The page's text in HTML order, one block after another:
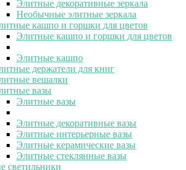
Элитные декоративные зеркала
Необычные элитные зеркала
кашпо и горшки для цветов
Элитные кашпо и горшки для цветов
Элитные кашпо
держатели для книг
вешалки
вазы
Элитные вазы
Элитные декоративные вазы
Элитные интерьерные вазы
Элитные керамические вазы
Элитные стеклянные вазы
светильники